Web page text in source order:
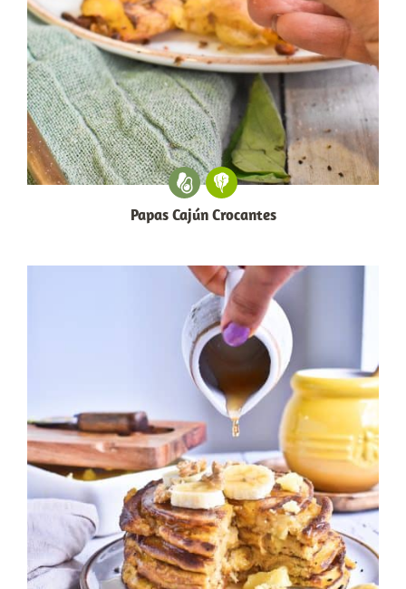
Papas Cajún Crocantes